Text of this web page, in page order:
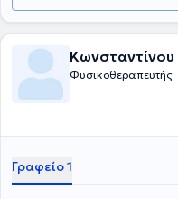
Φυσικοθεραπευτής
Γραφείο 1